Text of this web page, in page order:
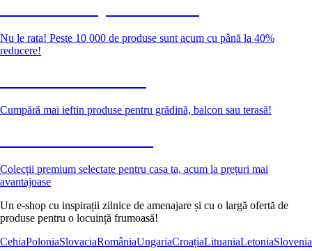
Nu le rata! Peste 10 000 de produse sunt acum cu până la 40%
reducere!
Cumpără mai ieftin produse pentru grădină, balcon sau terasă!
Colecții premium selectate pentru casa ta, acum la prețuri mai
avantajoase
Un e-shop cu inspirații zilnice de amenajare și cu o largă ofertă de
produse pentru o locuință frumoasă!
CehiaPoloniaSlovaciaRomâniaUngariaCroațiaLituaniaLetoniaSlovenia